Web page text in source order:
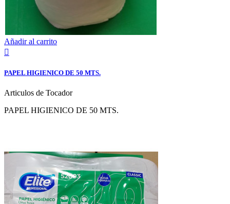
Añadir al carrito

PAPEL HIGIENICO DE 50 MTS.
Articulos de Tocador
PAPEL HIGIENICO DE 50 MTS.